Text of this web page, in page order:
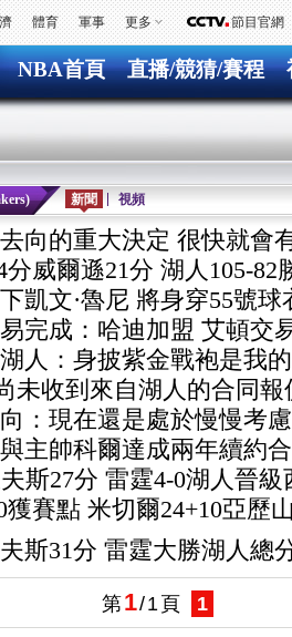
體育 軍事 更多 節目官網
NBA首頁 直播/競猜/賽程
新聞 視頻
向的重大決定 很快就會
威爾遜21分 湖人105-82
凱文·魯尼 將身穿55號球
完成：哈迪加盟 艾頓交
人：身披紫金戰袍是我
未收到來自湖人的合同報
：現在還是處於慢慢考
主帥科爾達成兩年續約
斯27分 雷霆4-0湖人晉級
賽點 米切爾24+10亞歷
斯31分 雷霆大勝湖人總
第1/1頁 1